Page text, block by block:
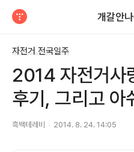
개갈안
자전거 전국일주
2014 자전거사
후기, 그리고 아
흑백테레비 2014. 8. 24. 14:05